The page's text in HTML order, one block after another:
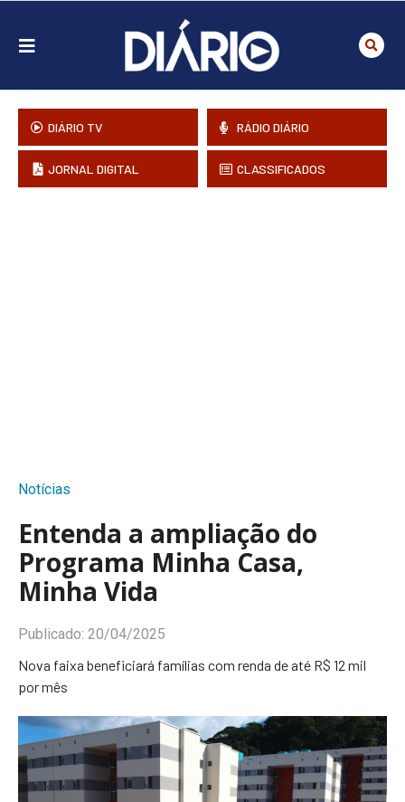
DIÁRIO TV RÁDIO DIÁRIO
JORNAL DIGITAL CLASSIFICADOS
Notícias
Entenda a ampliação do
Programa Minha Casa,
Minha Vida
Publicado: 20/04/2025
Nova faixa beneficiará famílias com renda de até R$ 12 mil
por mês